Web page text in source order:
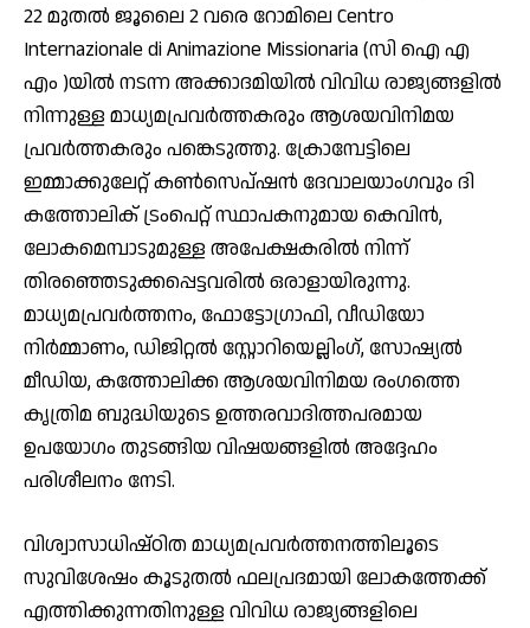
22 മുതൽ ജൂലൈ 2 വരെ റോമിലെ Centro
Internazionale di Animazione Missionaria (സി ഐ എ
എം )യിൽ നടന്ന അക്കാദമിയിൽ വിവിധ രാജ്യങ്ങളിൽ
നിന്നുള്ള മാധ്യമപ്രവർത്തകരും ആശയവിനിമയ
പ്രവർത്തകരും പങ്കെടുത്തു. ക്രോമ്പേട്ടിലെ
ഇമ്മാക്കുലേറ്റ് കൺസെപ്ഷൻ ദേവാലയാംഗവും ദി
കത്തോലിക് ട്രംപെറ്റ് സ്ഥാപകനുമായ കെവിൻ,
ലോകമെമ്പാടുമുള്ള അപേക്ഷകരിൽ നിന്ന്
തിരഞ്ഞെടുക്കപ്പെട്ടവരിൽ ഒരാളായിരുന്നു.
മാധ്യമപ്രവർത്തനം, ഫോട്ടോഗ്രാഫി, വീഡിയോ
നിർമ്മാണം, ഡിജിറ്റൽ സ്റ്റോറിയെല്ലിംഗ്, സോഷ്യൽ
മീഡിയ, കത്തോലിക്ക ആശയവിനിമയ രംഗത്തെ
കൃത്രിമ ബുദ്ധിയുടെ ഉത്തരവാദിത്തപരമായ
ഉപയോഗം തുടങ്ങിയ വിഷയങ്ങളിൽ അദ്ദേഹം
പരിശീലനം നേടി.
വിശ്വാസാധിഷ്ഠിത മാധ്യമപ്രവർത്തനത്തിലൂടെ
സുവിശേഷം കൂടുതൽ ഫലപ്രദമായി ലോകത്തേക്ക്
എത്തിക്കുന്നതിനുള്ള വിവിധ രാജ്യങ്ങളിലെ